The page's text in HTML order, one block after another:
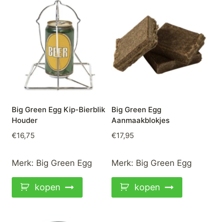
Big Green Egg Kip-Bierblik
Houder
€16,75
Merk: Big Green Egg
kopen
Big Green Egg
Aanmaakblokjes
€17,95
Merk: Big Green Egg
kopen